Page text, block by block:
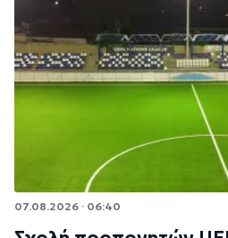
07.08.2026 · 06:40